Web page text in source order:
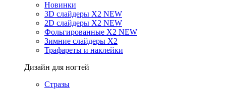
Новинки
3D слайдеры X2 NEW
2D слайдеры X2 NEW
Фольгированные X2 NEW
Зимние слайдеры Х2
Трафареты и наклейки
Дизайн для ногтей
Стразы